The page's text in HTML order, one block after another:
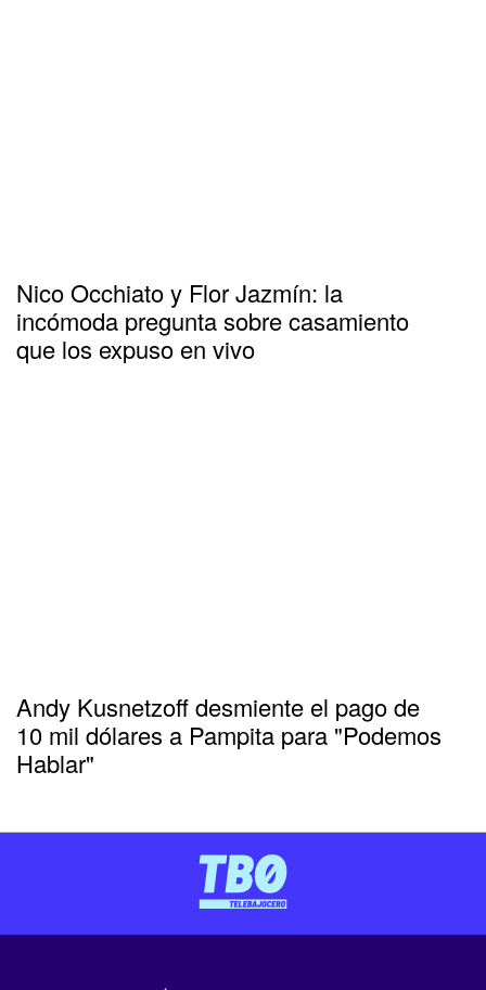
Nico Occhiato y Flor Jazmín: la
incómoda pregunta sobre casamiento
que los expuso en vivo
Andy Kusnetzoff desmiente el pago de
10 mil dólares a Pampita para "Podemos
Hablar"